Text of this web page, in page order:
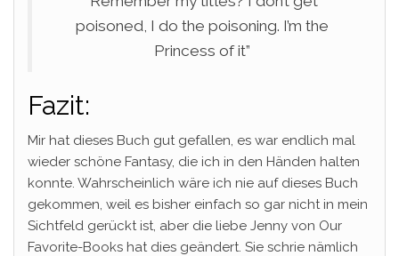
poisoned, I do the poisoning. I’m the
Princess of it”
Fazit:
Mir hat dieses Buch gut gefallen, es war endlich mal
wieder schöne Fantasy, die ich in den Händen halten
konnte. Wahrscheinlich wäre ich nie auf dieses Buch
gekommen, weil es bisher einfach so gar nicht in mein
Sichtfeld gerückt ist, aber die liebe Jenny von Our
Favorite-Books hat dies geändert. Sie schrie nämlich